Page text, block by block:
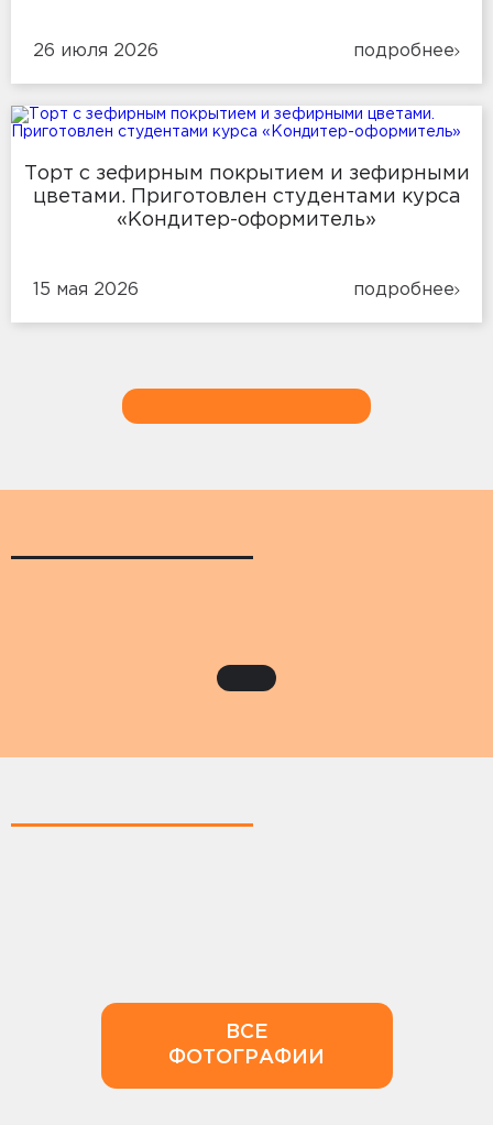
26 июля 2026 подробнее
Торт с зефирным покрытием и зефирными
цветами. Приготовлен студентами курса
«Кондитер-оформитель»
15 мая 2026 подробнее
ВСЕ
ФОТОГРАФИИ